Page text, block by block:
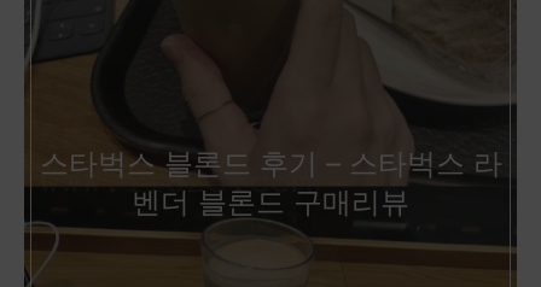
스타벅스 블론드 후기 – 스타벅스 라
벤더 블론드 구매리뷰